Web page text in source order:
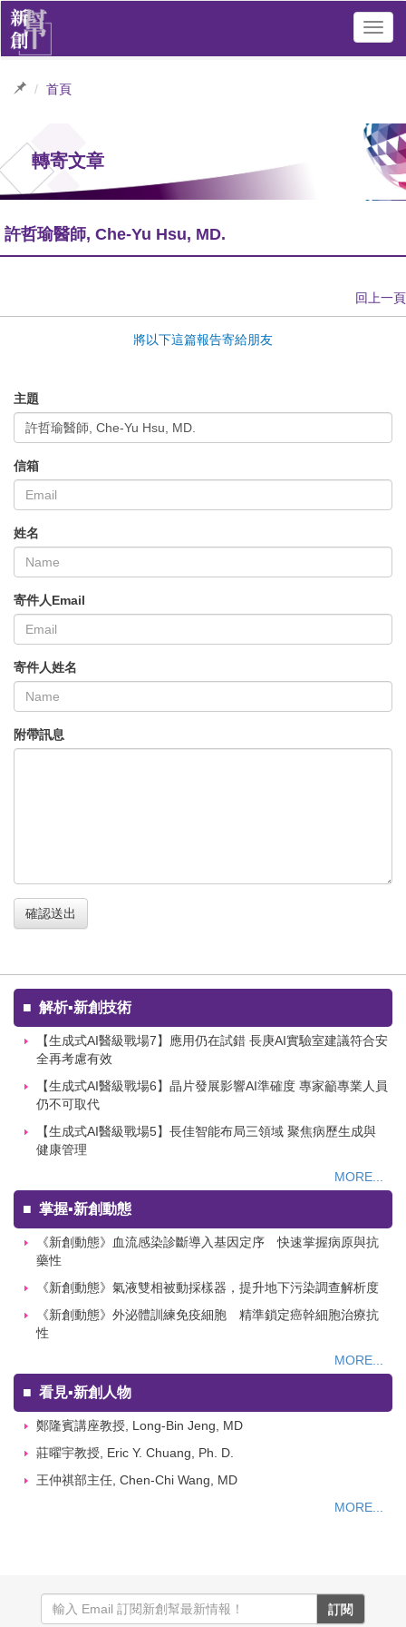
首頁
轉寄文章
許哲瑜醫師, Che-Yu Hsu, MD.
回上一頁
將以下這篇報告寄給朋友
主題
許哲瑜醫師, Che-Yu Hsu, MD.
信箱
姓名
寄件人Email
寄件人姓名
附帶訊息
確認送出
■ 解析▪新創技術
【生成式AI醫級戰場7】應用仍在試錯 長庚AI實驗室建議符合安
全再考慮有效
【生成式AI醫級戰場6】晶片發展影響AI準確度 專家籲專業人員
仍不可取代
【生成式AI醫級戰場5】長佳智能布局三領域 聚焦病歷生成與
健康管理
MORE...
■ 掌握▪新創動態
《新創動態》血流感染診斷導入基因定序 快速掌握病原與抗
藥性
《新創動態》氣液雙相被動採樣器，提升地下污染調查解析度
《新創動態》外泌體訓練免疫細胞 精準鎖定癌幹細胞治療抗
性
MORE...
■ 看見▪新創人物
鄭隆賓講座教授, Long-Bin Jeng, MD
莊曜宇教授, Eric Y. Chuang, Ph. D.
王仲祺部主任, Chen-Chi Wang, MD
MORE...
訂閱